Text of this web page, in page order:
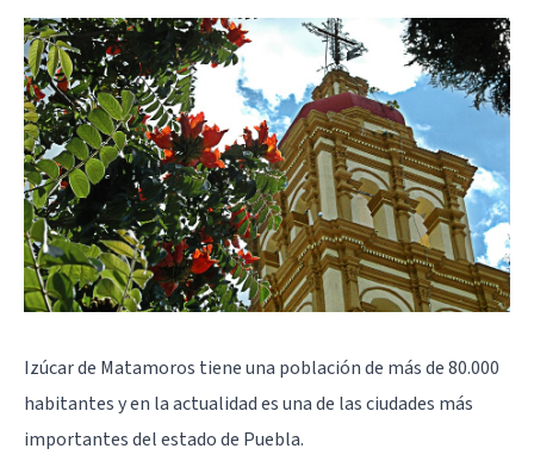
Izúcar de Matamoros tiene una población de más de 80.000
habitantes y en la actualidad es una de las ciudades más
importantes del estado de Puebla.